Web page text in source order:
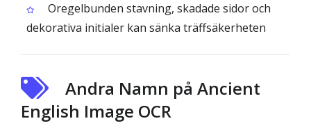
Oregelbunden stavning, skadade sidor och
dekorativa initialer kan sänka träffsäkerheten
Andra Namn på Ancient
English Image OCR